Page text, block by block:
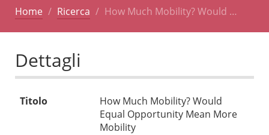
Home Ricerca How Much Mobility? Would …
Dettagli
Titolo
How Much Mobility? Would
Equal Opportunity Mean More
Mobility